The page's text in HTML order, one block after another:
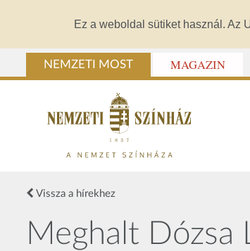
Ez a weboldal sütiket használ. Az
NEMZETI MOST MAGAZIN
Vissza a hírekhez
Meghalt Dózsa